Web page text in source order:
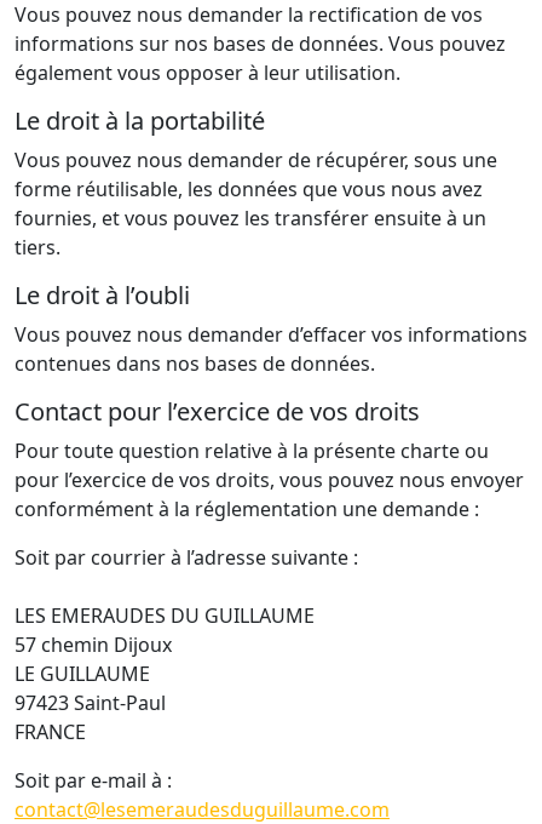
Vous pouvez nous demander la rectification de vos
informations sur nos bases de données. Vous pouvez
également vous opposer à leur utilisation.
Le droit à la portabilité
Vous pouvez nous demander de récupérer, sous une
forme réutilisable, les données que vous nous avez
fournies, et vous pouvez les transférer ensuite à un
tiers.
Le droit à l’oubli
Vous pouvez nous demander d’effacer vos informations
contenues dans nos bases de données.
Contact pour l’exercice de vos droits
Pour toute question relative à la présente charte ou
pour l’exercice de vos droits, vous pouvez nous envoyer
conformément à la réglementation une demande :
Soit par courrier à l’adresse suivante :
LES EMERAUDES DU GUILLAUME
57 chemin Dijoux
LE GUILLAUME
97423 Saint-Paul
FRANCE
Soit par e-mail à :
contact@lesemeraudesduguillaume.com